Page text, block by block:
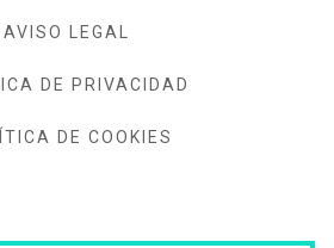
AVISO LEGAL
DE PRIVACIDAD
DE COOKIES